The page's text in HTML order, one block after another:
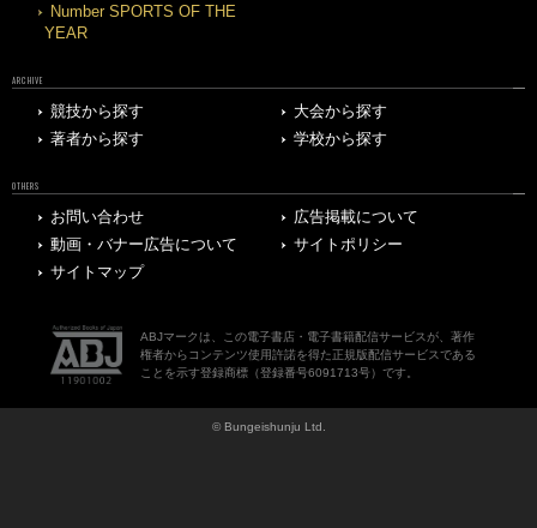
Number SPORTS OF THE
YEAR
ARCHIVE
競技から探す
大会から探す
著者から探す
学校から探す
OTHERS
お問い合わせ
広告掲載について
動画・バナー広告について
サイトポリシー
サイトマップ
ABJマークは、この電子書店・電子書籍配信サービスが、著作
権者からコンテンツ使用許諾を得た正規版配信サービスである
ことを示す登録商標（登録番号6091713号）です。
© Bungeishunju Ltd.